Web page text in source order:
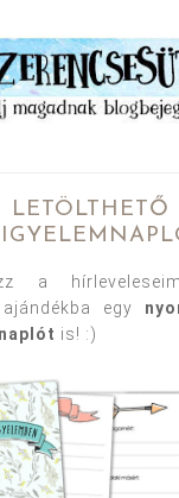
LETÖLTHETŐ
a
egy
is! :)